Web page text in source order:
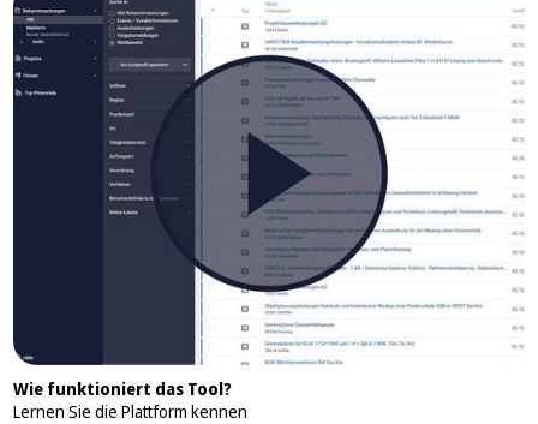
Wie funktioniert das Tool?
Lernen Sie die Plattform kennen